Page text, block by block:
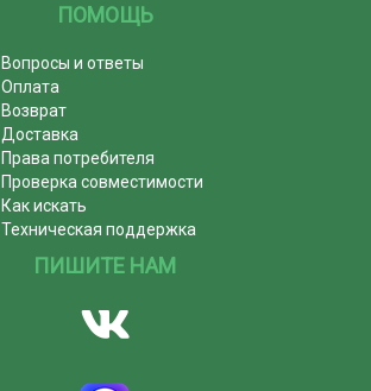
ПОМОЩЬ
Вопросы и ответы
Оплата
Возврат
Доставка
Права потребителя
Проверка совместимости
Как искать
Техническая поддержка
ПИШИТЕ НАМ